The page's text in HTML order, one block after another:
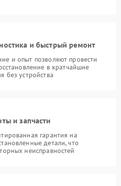
и быстрый ремонт
и опыт позволяют провести
в кратчайшие
без устройства
и запчасти
гарантия на
детали, что
неисправностей